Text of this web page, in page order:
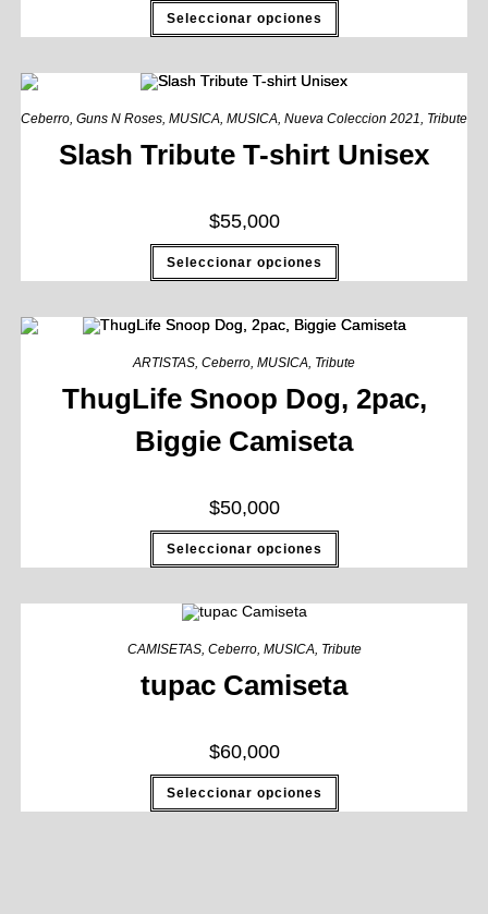
Seleccionar opciones
Ceberro, Guns N Roses, MUSICA, MUSICA, Nueva Coleccion 2021, Tribute
Slash Tribute T-shirt Unisex
$55,000
Seleccionar opciones
ARTISTAS, Ceberro, MUSICA, Tribute
ThugLife Snoop Dog, 2pac,
Biggie Camiseta
$50,000
Seleccionar opciones
CAMISETAS, Ceberro, MUSICA, Tribute
tupac Camiseta
$60,000
Seleccionar opciones